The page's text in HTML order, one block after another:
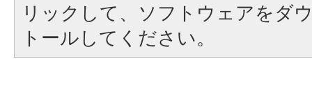
リックして、ソフトウェアをダ
トールしてください。